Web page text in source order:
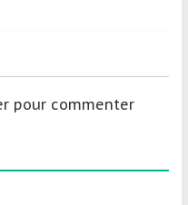
pour commenter